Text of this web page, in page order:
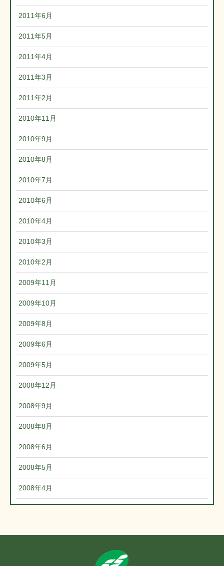
2011年6月
2011年5月
2011年4月
2011年3月
2011年2月
2010年11月
2010年9月
2010年8月
2010年7月
2010年6月
2010年4月
2010年3月
2010年2月
2009年11月
2009年10月
2009年8月
2009年6月
2009年5月
2008年12月
2008年9月
2008年8月
2008年6月
2008年5月
2008年4月